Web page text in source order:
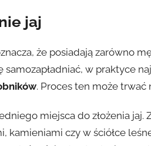
jaj
że posiadają zarówno
w praktyce
. Proces ten może
miejsca do złożenia jaj.
kamieniami czy w ściółce